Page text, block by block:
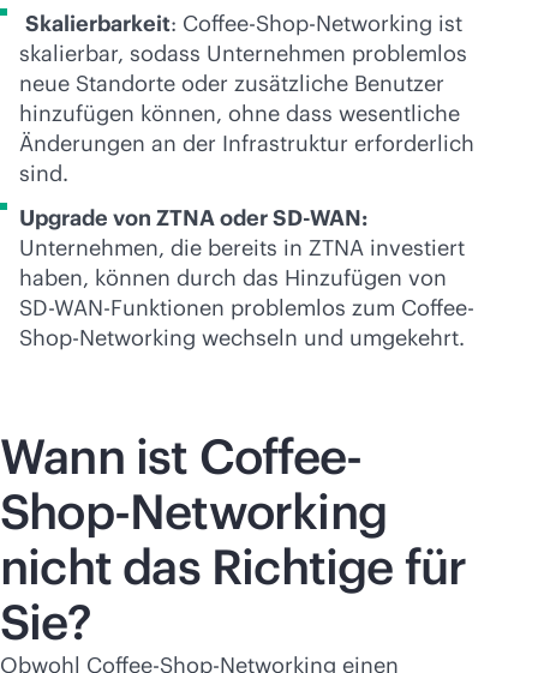
Skalierbarkeit: Coffee-Shop-Networking ist
skalierbar, sodass Unternehmen problemlos
neue Standorte oder zusätzliche Benutzer
hinzufügen können, ohne dass wesentliche
Änderungen an der Infrastruktur erforderlich
sind.
Upgrade von ZTNA oderSD-WAN:
Unternehmen, die bereits in ZTNA investiert
haben, können durch das Hinzufügen von
SD-WAN-Funktionen problemlos zum Coffee-
Shop-Networking wechseln und umgekehrt.
Wann ist Coffee-
Shop-Networking
nicht das Richtige für
Sie?
Obwohl Coffee-Shop-Networking einen